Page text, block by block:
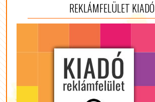
REKLÁMFELÜLET KIADÓ